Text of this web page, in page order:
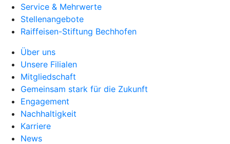
Service & Mehrwerte
Stellenangebote
Raiffeisen-Stiftung Bechhofen
Über uns
Unsere Filialen
Mitgliedschaft
Gemeinsam stark für die Zukunft
Engagement
Nachhaltigkeit
Karriere
News